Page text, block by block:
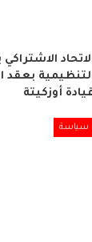
بعقد
أوزكيتة
سياسة